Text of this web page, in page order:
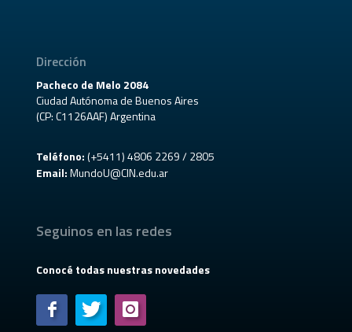
Dirección
Pacheco de Melo 2084
Ciudad Autónoma de Buenos Aires
(CP: C1126AAF) Argentina
Teléfono:(+5411) 4806 2269 / 2805
Email: MundoU@CIN.edu.ar
Seguinos en las redes
Conocé todas nuestras novedades